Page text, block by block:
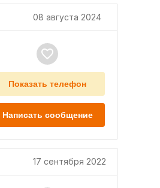
08 августа 2024
Показать телефон
Написать сообщение
17 сентября 2022